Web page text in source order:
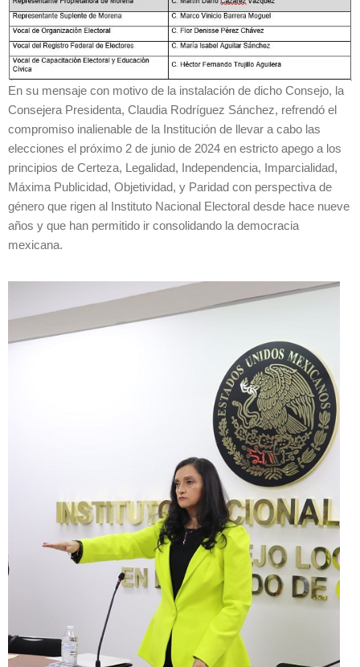
En su mensaje con motivo de la instalación de dicho Consejo, la
Consejera Presidenta, Claudia Rodríguez Sánchez, refrendó el
compromiso inalienable de la Institución de llevar a cabo las
elecciones el próximo 2 de junio de 2024 en estricto apego a los
principios de Certeza, Legalidad, Independencia, Imparcialidad,
Máxima Publicidad, Objetividad, y Paridad con perspectiva de
género que rigen al Instituto Nacional Electoral desde hace nueve
años y que han permitido ir consolidando la democracia
mexicana.